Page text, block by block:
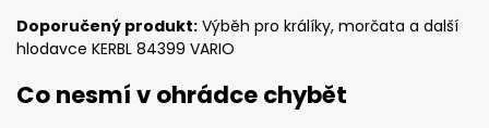
Doporučený produkt: Výběh pro králíky, morčata a další
hlodavce KERBL 84399 VARIO
Co nesmí v ohrádce chybět